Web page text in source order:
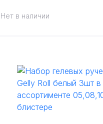
Нет в наличии